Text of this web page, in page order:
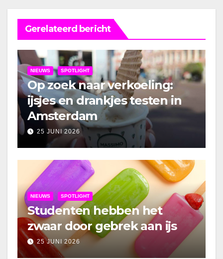
Gerelateerd bericht
NIEUWS SPOTLIGHT
Op zoek naar verkoeling:
ijsjes en drankjes testen in
Amsterdam
25 JUNI 2026
NIEUWS SPOTLIGHT
Studenten hebben het
zwaar door gebrek aan ijs
25 JUNI 2026